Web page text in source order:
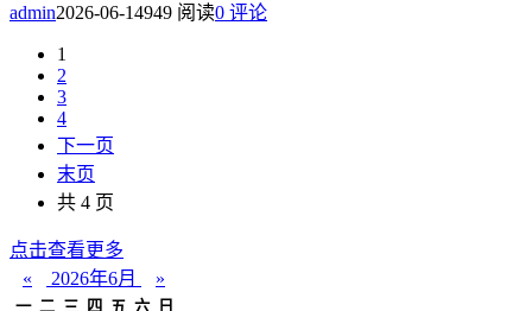
admin2026-06-14949 阅读0 评论
1
2
3
4
下一页
末页
共 4 页
点击查看更多
«
2026年6月 »
一 二 三 四 五 六 日